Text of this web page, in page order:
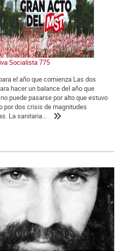
Socialista 775
el año que comienza Las dos
hacer un balance del año que
puede pasarse por alto que estuvo
por dos crisis de magnitudes
La sanitaria...